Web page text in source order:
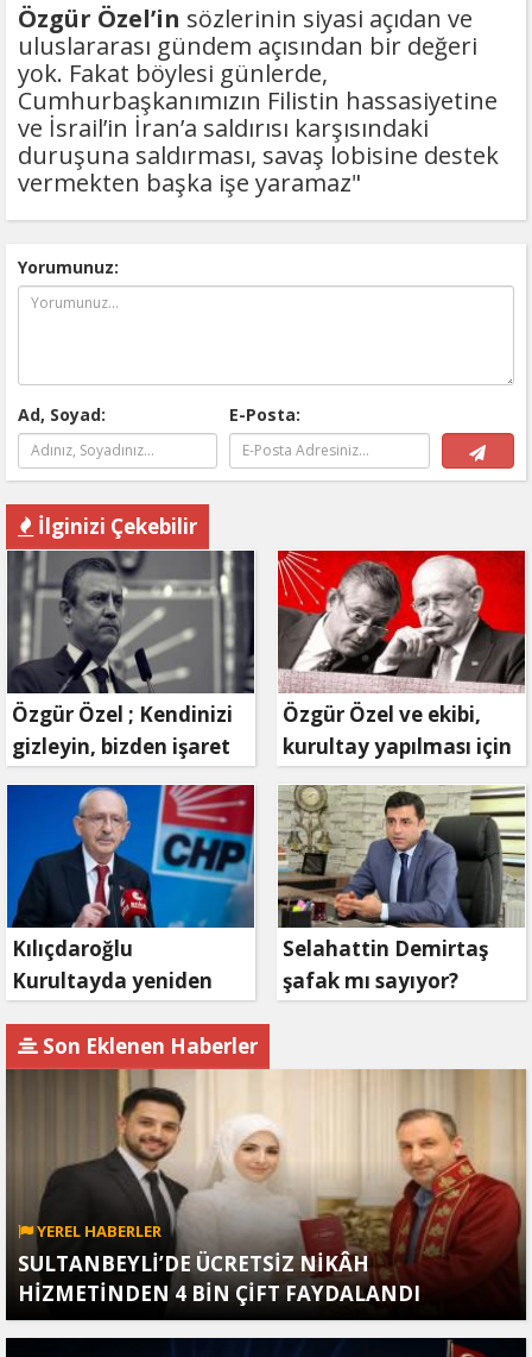
Özgür Özel’in sözlerinin siyasi açıdan ve
uluslararası gündem açısından bir değeri
yok. Fakat böylesi günlerde,
Cumhurbaşkanımızın Filistin hassasiyetine
ve İsrail’in İran’a saldırısı karşısındaki
duruşuna saldırması, savaş lobisine destek
vermekten başka işe yaramaz"
Yorumunuz:
Ad, Soyad: E-Posta:
İlginizi Çekebilir
Özgür Özel ; Kendinizi
gizleyin, bizden işaret
bekleyin
Özgür Özel ve ekibi,
kurultay yapılması için
mahkemeye
başvuruyor
Kılıçdaroğlu
Kurultayda yeniden
Selahattin Demirtaş
şafak mı sayıyor?
Son Eklenen Haberler
YEREL HABERLER
SULTANBEYLİ’DE ÜCRETSİZ NİKÂH
HİZMETİNDEN 4 BİN ÇİFT FAYDALANDI